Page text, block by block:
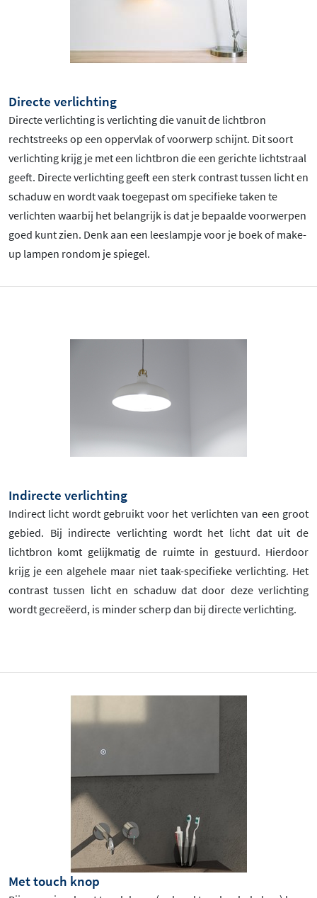
Directe verlichting
Directe verlichting is verlichting die vanuit de lichtbron
rechtstreeks op een oppervlak of voorwerp schijnt. Dit soort
verlichting krijg je met een lichtbron die een gerichte lichtstraal
geeft. Directe verlichting geeft een sterk contrast tussen licht en
schaduw en wordt vaak toegepast om specifieke taken te
verlichten waarbij het belangrijk is dat je bepaalde voorwerpen
goed kunt zien. Denk aan een leeslampje voor je boek of make-
up lampen rondom je spiegel.
Indirecte verlichting
Indirect licht wordt gebruikt voor het verlichten van een groot
gebied. Bij indirecte verlichting wordt het licht dat uit de
lichtbron komt gelijkmatig de ruimte in gestuurd. Hierdoor
krijg je een algehele maar niet taak-specifieke verlichting. Het
contrast tussen licht en schaduw dat door deze verlichting
wordt gecreëerd, is minder scherp dan bij directe verlichting.
Met touch knop